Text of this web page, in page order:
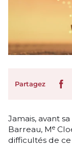
Partagez
Jamais, avant
Barreau, Me
difficultés de